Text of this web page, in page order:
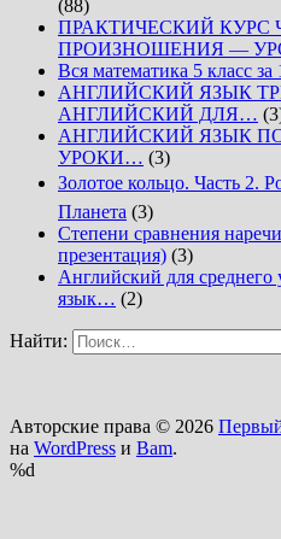
(88)
ПРАКТИЧЕСКИЙ КУРС
ПРОИЗНОШЕНИЯ —
Вся математика 5 класс за
АНГЛИЙСКИЙ ЯЗЫК
АНГЛИЙСКИЙ ДЛЯ…
АНГЛИЙСКИЙ ЯЗЫК
УРОКИ… (3)
Золотое кольцо. Часть 2.
Планета (3)
Степени сравнения
презентация) (3)
Английский для
язык… (2)
Найти:
Авторские права © 2026
на WordPress и Bam.
%d